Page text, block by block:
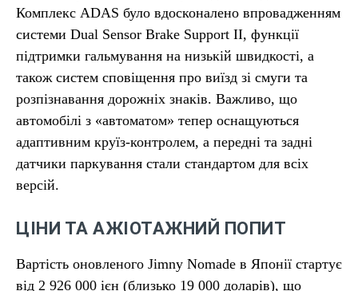
Комплекс ADAS було вдосконалено впровадженням
системи Dual Sensor Brake Support II, функції
підтримки гальмування на низькій швидкості, а
також систем сповіщення про виїзд зі смуги та
розпізнавання дорожніх знаків. Важливо, що
автомобілі з «автоматом» тепер оснащуються
адаптивним круїз-контролем, а передні та задні
датчики паркування стали стандартом для всіх
версій.
ЦІНИ ТА АЖІОТАЖНИЙ ПОПИТ
Вартість оновленого Jimny Nomade в Японії стартує
від 2 926 000 ієн (близько 19 000 доларів), що